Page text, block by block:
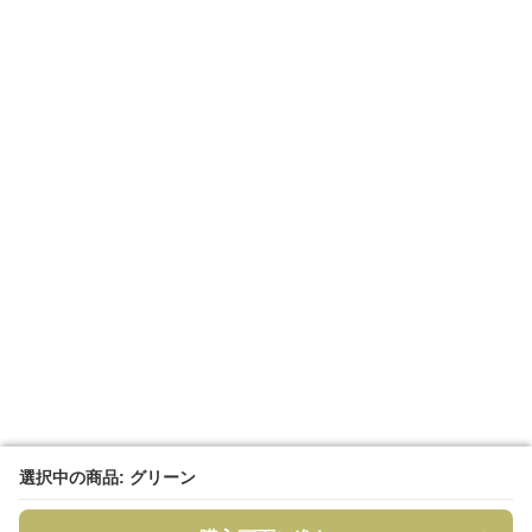
選択中の商品: グリーン
選択中の商品: グリーン